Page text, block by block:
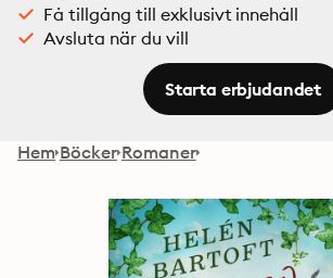
Få tillgång till exklusivt innehåll
Avsluta när du vill
Starta erbjudandet
Hem Böcker Romaner